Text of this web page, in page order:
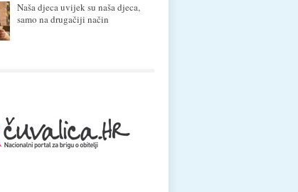
Naša djeca uvijek su naša djeca,
samo na drugačiji način